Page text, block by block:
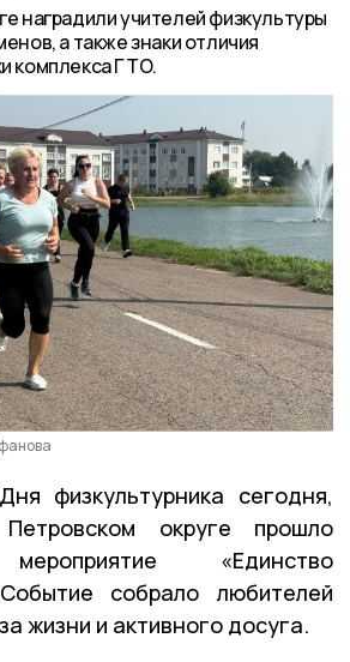
наградили учителей физкультуры
а также знаки отличия
комплекса ГТО.
физкультурника сегодня,
округе прошло
«Единство
собрало любителей
жизни и активного досуга.